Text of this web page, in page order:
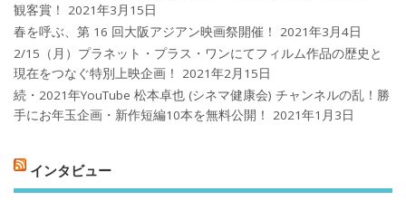
観客賞！
2021年3月15日
春を呼ぶ、第 16 回大阪アジアン映画祭開催！
2021年3月4日
2/15（月）プラネット・プラス・ワンにてフィルム作品の歴史と
現在をつなぐ特別上映企画！
2021年2月15日
続・2021年YouTube 松本卓也 (シネマ健康会) チャンネルの乱！勝
手にお年玉企画・新作短編10本を無料公開！
2021年1月3日
インタビュー